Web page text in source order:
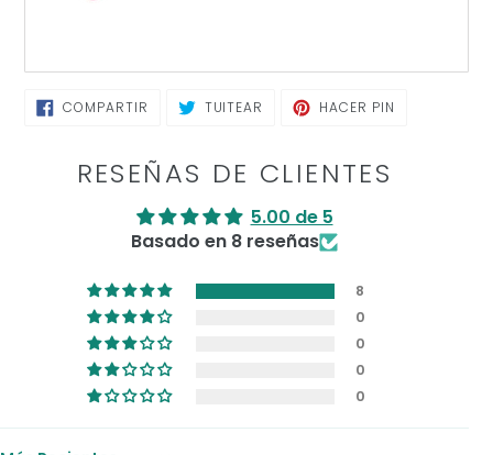
COMPARTIR COMPARTIRTUITEAR TUITEARHACER PIN
RESEÑAS DE CLIENTES
5.00 de 5
Basado en 8 reseñas
8
0
0
0
0